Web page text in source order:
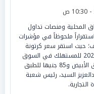
ومنصات تداول
ملحوظاً في مؤشرات
حيث استقر سعر كرتونة
البيض اليوم الخميس 4-6-2026 للمستهلك في السوق
المحلية عند 80 جنيها للطبق الأبيض و85 جنيها للطبق
السيد، رئيس شعبة
التجارية.